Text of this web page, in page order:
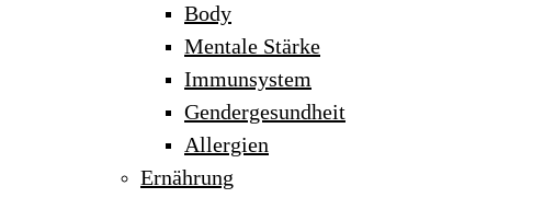
Body
Mentale Stärke
Immunsystem
Gendergesundheit
Allergien
Ernährung